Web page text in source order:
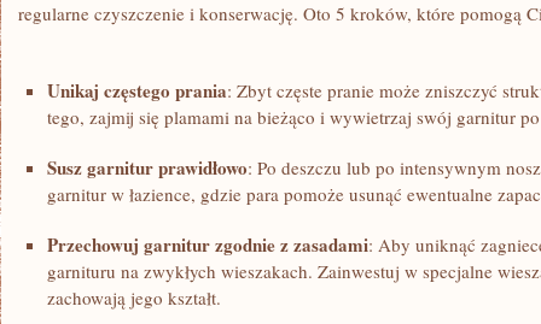
regularne czyszczenie i konserwację. Oto ⁢5 kroków, które pomogą
Unikaj częstego prania:⁢ Zbyt częste pranie może⁢ zniszczyć
tego, ‌zajmij się plamami na bieżąco⁢ i wywietrzaj swój garnitur
Susz garnitur‌ prawidłowo: Po deszczu lub po ⁣intensywnym
⁢garnitur w łazience, gdzie para pomoże usunąć ewentualne
Przechowuj garnitur zgodnie z ⁢zasadami: Aby uniknąć
garnituru⁤ na zwykłych ⁤wieszakach. Zainwestuj w ⁣specjalne
zachowają jego kształt.